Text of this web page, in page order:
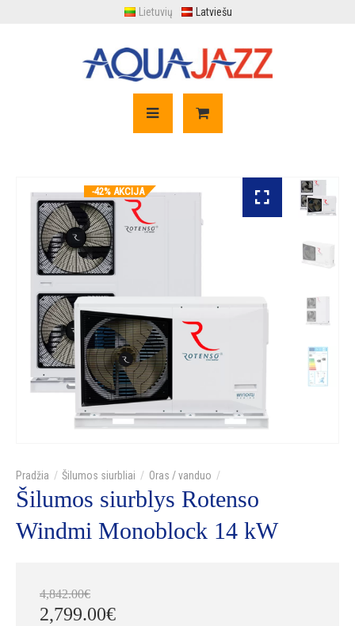
Lietuvių Latviešu
-42% AKCIJA
Šilumos siurbliai Oras / vanduo
Šilumos siurblys Rotenso
Windmi Monoblock 14 kW
4,842.00€
2,799.00€